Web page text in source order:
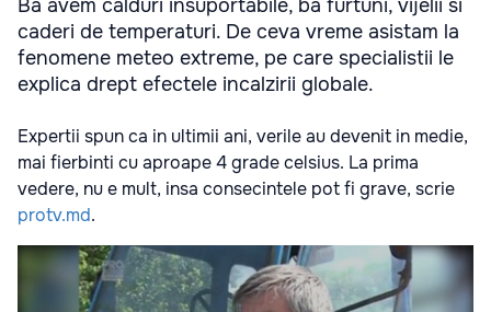
Ba avem calduri insuportabile, ba furtuni, vijelii si
caderi de temperaturi. De ceva vreme asistam la
fenomene meteo extreme, pe care specialistii le
explica drept efectele incalzirii globale.
Expertii spun ca in ultimii ani, verile au devenit in medie,
mai fierbinti cu aproape 4 grade celsius. La prima
vedere, nu e mult, insa consecintele pot fi grave, scrie
protv.md.